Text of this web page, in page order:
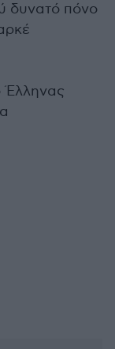
δυνατό πόνο
Έλληνας